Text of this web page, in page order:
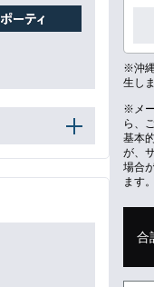
※沖
生し
※メ
ら、
基本
が、
場合
ます。
合